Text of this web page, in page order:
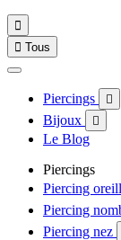

 Tous
Piercings 
Bijoux 
Le Blog
Piercings
Piercing
Piercing
Piercing nez